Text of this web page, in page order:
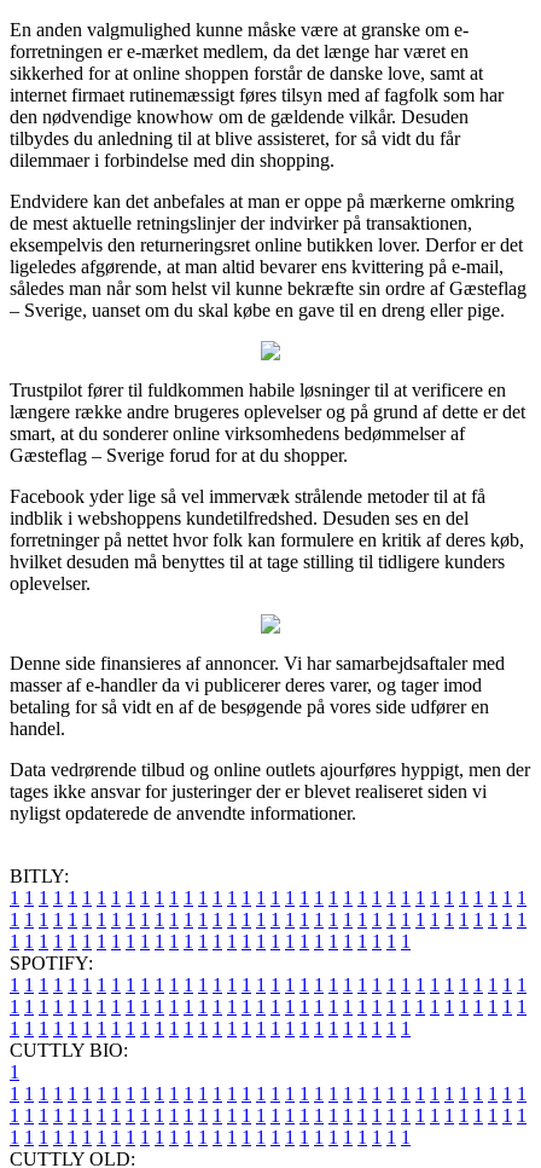
En anden valgmulighed kunne måske være at granske om e-
forretningen er e-mærket medlem, da det længe har været en
sikkerhed for at online shoppen forstår de danske love, samt at
internet firmaet rutinemæssigt føres tilsyn med af fagfolk som har
den nødvendige knowhow om de gældende vilkår. Desuden
tilbydes du anledning til at blive assisteret, for så vidt du får
dilemmaer i forbindelse med din shopping.
Endvidere kan det anbefales at man er oppe på mærkerne omkring
de mest aktuelle retningslinjer der indvirker på transaktionen,
eksempelvis den returneringsret online butikken lover. Derfor er det
ligeledes afgørende, at man altid bevarer ens kvittering på e-mail,
således man når som helst vil kunne bekræfte sin ordre af Gæsteflag
– Sverige, uanset om du skal købe en gave til en dreng eller pige.
Trustpilot fører til fuldkommen habile løsninger til at verificere en
længere række andre brugeres oplevelser og på grund af dette er det
smart, at du sonderer online virksomhedens bedømmelser af
Gæsteflag – Sverige forud for at du shopper.
Facebook yder lige så vel immervæk strålende metoder til at få
indblik i webshoppens kundetilfredshed. Desuden ses en del
forretninger på nettet hvor folk kan formulere en kritik af deres køb,
hvilket desuden må benyttes til at tage stilling til tidligere kunders
oplevelser.
Denne side finansieres af annoncer. Vi har samarbejdsaftaler med
masser af e-handler da vi publicerer deres varer, og tager imod
betaling for så vidt en af de besøgende på vores side udfører en
handel.
Data vedrørende tilbud og online outlets ajourføres hyppigt, men der
tages ikke ansvar for justeringer der er blevet realiseret siden vi
nyligst opdaterede de anvendte informationer.
BITLY:
1 1 1 1 1 1 1 1 1 1 1 1 1 1 1 1 1 1 1 1 1 1 1 1 1 1 1 1 1 1 1 1 1 1 1 1
1 1 1 1 1 1 1 1 1 1 1 1 1 1 1 1 1 1 1 1 1 1 1 1 1 1 1 1 1 1 1 1 1 1 1 1
1 1 1 1 1 1 1 1 1 1 1 1 1 1 1 1 1 1 1 1 1 1 1 1 1 1 1 1
SPOTIFY:
1 1 1 1 1 1 1 1 1 1 1 1 1 1 1 1 1 1 1 1 1 1 1 1 1 1 1 1 1 1 1 1 1 1 1 1
1 1 1 1 1 1 1 1 1 1 1 1 1 1 1 1 1 1 1 1 1 1 1 1 1 1 1 1 1 1 1 1 1 1 1 1
1 1 1 1 1 1 1 1 1 1 1 1 1 1 1 1 1 1 1 1 1 1 1 1 1 1 1 1
CUTTLY BIO:
1
1 1 1 1 1 1 1 1 1 1 1 1 1 1 1 1 1 1 1 1 1 1 1 1 1 1 1 1 1 1 1 1 1 1 1 1
1 1 1 1 1 1 1 1 1 1 1 1 1 1 1 1 1 1 1 1 1 1 1 1 1 1 1 1 1 1 1 1 1 1 1 1
1 1 1 1 1 1 1 1 1 1 1 1 1 1 1 1 1 1 1 1 1 1 1 1 1 1 1 1
CUTTLY OLD: